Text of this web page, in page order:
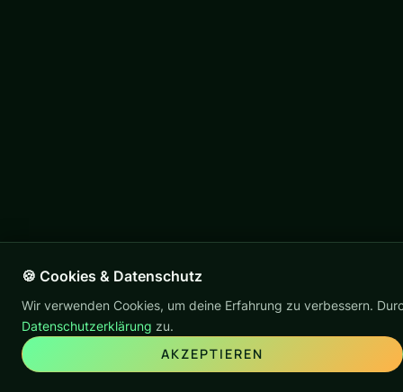
🍪 Cookies & Datenschutz
Wir verwenden Cookies, um deine Erfahrung zu verbessern.
Datenschutzerklärung zu.
AKZEPTIEREN